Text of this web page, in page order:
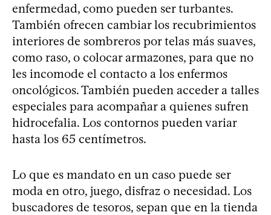
enfermedad, como pueden ser turbantes.
También ofrecen cambiar los recubrimientos
interiores de sombreros por telas más suaves,
como raso, o colocar armazones, para que no
les incomode el contacto a los enfermos
oncológicos. También pueden acceder a talles
especiales para acompañar a quienes sufren
hidrocefalia. Los contornos pueden variar
hasta los 65 centímetros.
Lo que es mandato en un caso puede ser
moda en otro, juego, disfraz o necesidad. Los
buscadores de tesoros, sepan que en la tienda